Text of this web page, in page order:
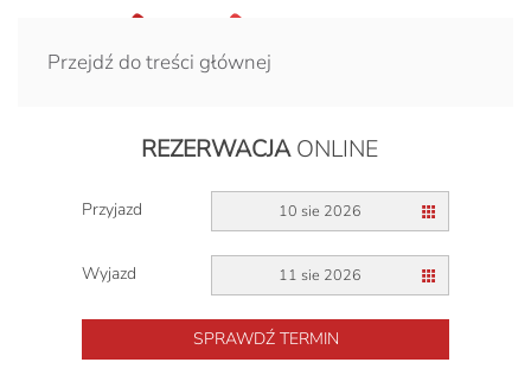
Przejdź do treści głównej
REZERWACJAONLINE
Przyjazd 10 sie 2026
Wyjazd 11 sie 2026
SPRAWDŹ TERMIN